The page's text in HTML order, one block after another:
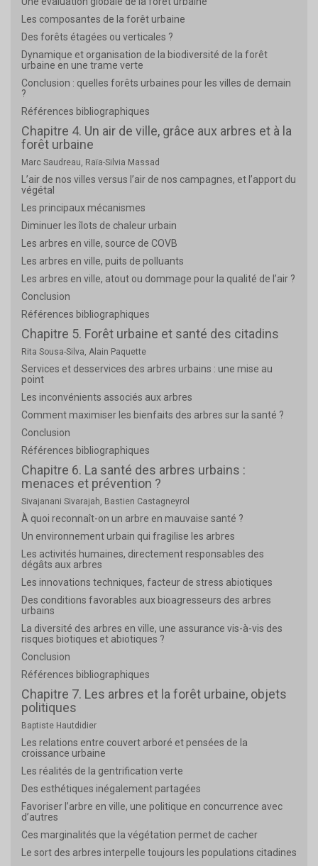
Les composantes de la forêt urbaine
Des forêts étagées ou verticales ?
Dynamique et organisation de la biodiversité de la forêt
urbaine en une trame verte
Conclusion : quelles forêts urbaines pour les villes de demain
?
Références bibliographiques
Chapitre 4. Un air de ville, grâce aux arbres et à la
forêt urbaine
Marc Saudreau, Raïa-Silvia Massad
L’air de nos villes versus l’air de nos campagnes, et l’apport du
végétal
Les principaux mécanismes
Diminuer les îlots de chaleur urbain
Les arbres en ville, source de COVB
Les arbres en ville, puits de polluants
Les arbres en ville, atout ou dommage pour la qualité de l’air ?
Conclusion
Références bibliographiques
Chapitre 5. Forêt urbaine et santé des citadins
Rita Sousa-Silva, Alain Paquette
Services et desservices des arbres urbains : une mise au
point
Les inconvénients associés aux arbres
Comment maximiser les bienfaits des arbres sur la santé ?
Conclusion
Références bibliographiques
Chapitre 6. La santé des arbres urbains :
menaces et prévention ?
Sivajanani Sivarajah, Bastien Castagneyrol
À quoi reconnaît-on un arbre en mauvaise santé ?
Un environnement urbain qui fragilise les arbres
Les activités humaines, directement responsables des
dégâts aux arbres
Les innovations techniques, facteur de stress abiotiques
Des conditions favorables aux bioagresseurs des arbres
urbains
La diversité des arbres en ville, une assurance vis-à-vis des
risques biotiques et abiotiques ?
Conclusion
Références bibliographiques
Chapitre 7. Les arbres et la forêt urbaine, objets
politiques
Baptiste Hautdidier
Les relations entre couvert arboré et pensées de la
croissance urbaine
Les réalités de la gentrification verte
Des esthétiques inégalement partagées
Favoriser l’arbre en ville, une politique en concurrence avec
d’autres
Ces marginalités que la végétation permet de cacher
Le sort des arbres interpelle toujours les populations citadines